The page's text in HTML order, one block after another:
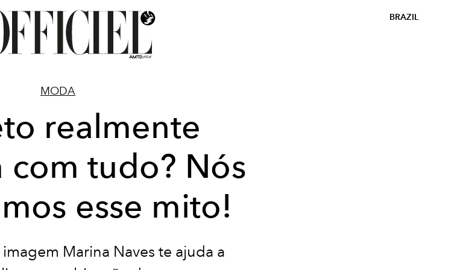
BRAZIL
MODA
realmente
com tudo? Nós
esse mito!
Marina Naves te ajuda a